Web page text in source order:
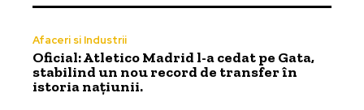
Afaceri si Industrii
Oficial: Atletico Madrid l-a cedat pe Gata,
stabilind un nou record de transfer în
istoria națiunii.